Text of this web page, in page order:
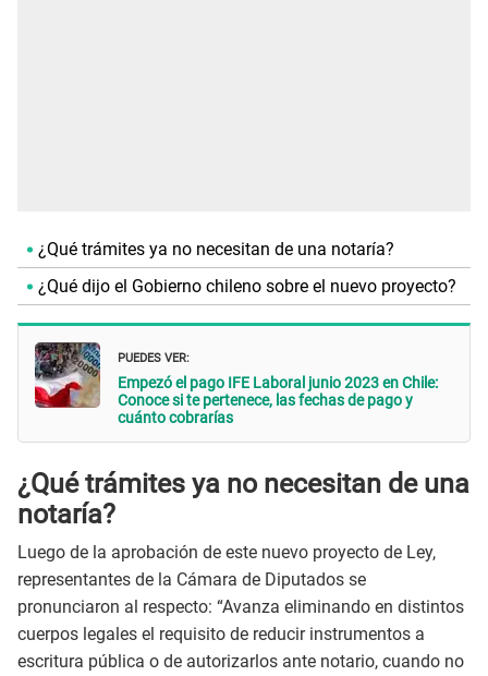
¿Qué trámites ya no necesitan de una notaría?
¿Qué dijo el Gobierno chileno sobre el nuevo proyecto?
PUEDES VER:
Empezó el pago IFE Laboral junio 2023 en Chile:
Conoce si te pertenece, las fechas de pago y
cuánto cobrarías
¿Qué trámites ya no necesitan de una
notaría?
Luego de la aprobación de este nuevo proyecto de Ley,
representantes de la Cámara de Diputados se
pronunciaron al respecto: “Avanza eliminando en distintos
cuerpos legales el requisito de reducir instrumentos a
escritura pública o de autorizarlos ante notario, cuando no